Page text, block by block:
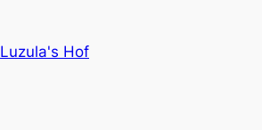
Luzula's Hof